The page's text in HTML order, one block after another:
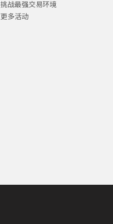
挑战最强交易环境
更多活动